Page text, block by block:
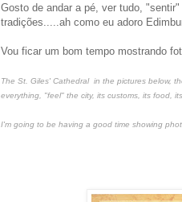
Gosto de andar a pé, ver tudo,
tradições.....ah como eu adoro
Vou ficar um bom tempo mostrando
The St. Giles' Cathedral in the pictures below,
everything, "feel" the city, its customs, its food,
I'm going to be having a good time showing